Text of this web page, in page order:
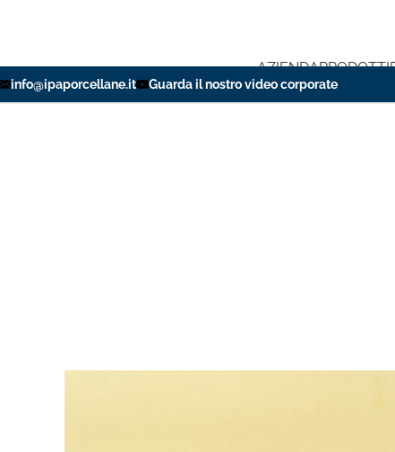
AZIENDAPRODOTTI
info@ipaporcellane.it Guarda il nostro video corporate